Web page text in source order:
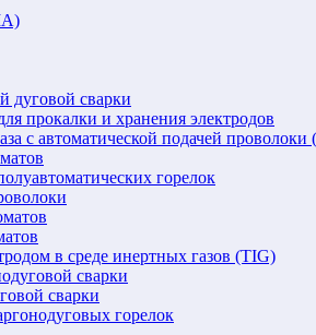
дуговой сварки
прокалки и хранения электродов
с автоматической подачей
горелок
в среде инертных газов (TIG)
сварки
сварки
горелок